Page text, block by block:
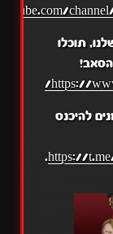
תוכלו
https://
להיכנס
https://
.